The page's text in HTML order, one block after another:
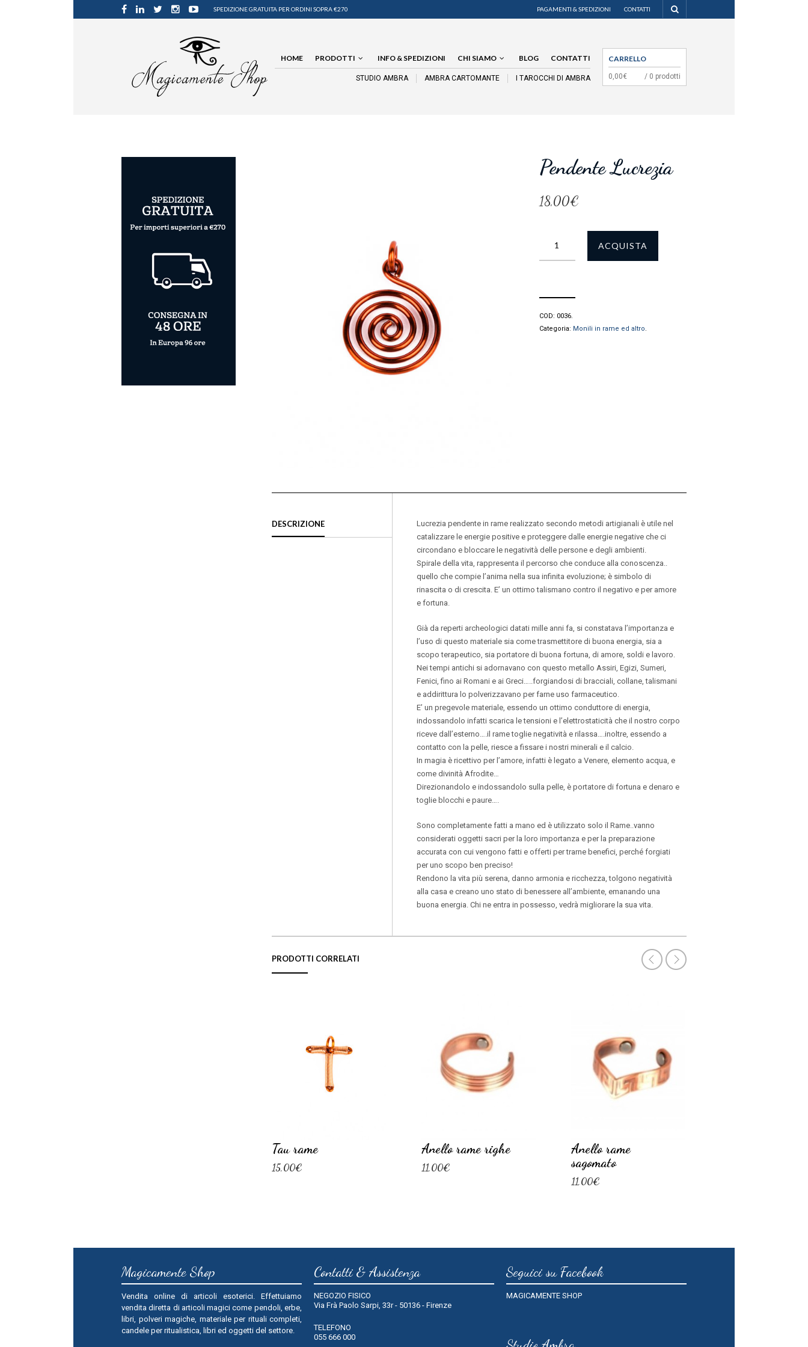
SPEDIZIONE GRATUITA PER ORDINI SOPRA €270 PAGAMENTI & SPEDIZIONI CONTATTI
HOME PRODOTTI INFO & SPEDIZIONI CHI SIAMO BLOG CONTATTI
STUDIO AMBRA AMBRA CARTOMANTE I TAROCCHI DI AMBRA
CARRELLO
0,00€ / 0 prodotti
Pendente Lucrezia
18,00€
ACQUISTA
COD: 0036.
Categoria: Monili in rame ed altro.
DESCRIZIONE
Lucrezia pendente in rame realizzato secondo metodi artigianali è utile nel
catalizzare le energie positive e proteggere dalle energie negative che ci
circondano e bloccare le negatività delle persone e degli ambienti.
Spirale della vita, rappresenta il percorso che conduce alla conoscenza..
quello che compie l’anima nella sua infinita evoluzione; è simbolo di
rinascita o di crescita. E’ un ottimo talismano contro il negativo e per amore
e fortuna.
Già da reperti archeologici datati mille anni fa, si constatava l’importanza e
l’uso di questo materiale sia come trasmettitore di buona energia, sia a
scopo terapeutico, sia portatore di buona fortuna, di amore, soldi e lavoro.
Nei tempi antichi si adornavano con questo metallo Assiri, Egizi, Sumeri,
Fenici, fino ai Romani e ai Greci…..forgiandosi di bracciali, collane, talismani
e addirittura lo polverizzavano per farne uso farmaceutico.
E’ un pregevole materiale, essendo un ottimo conduttore di energia,
indossandolo infatti scarica le tensioni e l’elettrostaticità che il nostro corpo
riceve dall’esterno….il rame toglie negatività e rilassa….inoltre, essendo a
contatto con la pelle, riesce a fissare i nostri minerali e il calcio.
In magia è ricettivo per l’amore, infatti è legato a Venere, elemento acqua, e
come divinità Afrodite…
Direzionandolo e indossandolo sulla pelle, è portatore di fortuna e denaro e
toglie blocchi e paure….
Sono completamente fatti a mano ed è utilizzato solo il Rame..vanno
considerati oggetti sacri per la loro importanza e per la preparazione
accurata con cui vengono fatti e offerti per trarne benefici, perché forgiati
per uno scopo ben preciso!
Rendono la vita più serena, danno armonia e ricchezza, tolgono negatività
alla casa e creano uno stato di benessere all’ambiente, emanando una
buona energia. Chi ne entra in possesso, vedrà migliorare la sua vita.
PRODOTTI CORRELATI
Tau rame
15,00€
Anello rame righe
11,00€
Anello rame
sagomato
11,00€
Magicamente Shop
Vendita online di articoli esoterici. Effettuiamo
vendita diretta di articoli magici come pendoli, erbe,
libri, polveri magiche, materiale per rituali completi,
candele per ritualistica, libri ed oggetti del settore.
Contatti & Assistenza
NEGOZIO FISICO
Via Frà Paolo Sarpi, 33r - 50136 - Firenze
TELEFONO
055 666 000
Seguici su Facebook
MAGICAMENTE SHOP